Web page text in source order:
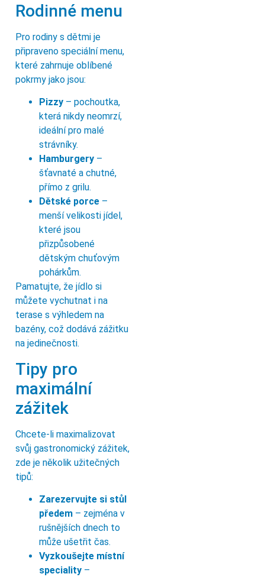
Rodinné menu
Pro rodiny s dětmi je
připraveno speciální menu,
které zahrnuje oblíbené
pokrmy jako jsou:
Pizzy – pochoutka,
která nikdy neomrzí,
ideální pro malé
strávníky.
Hamburgery –
šťavnaté a chutné,
přímo z grilu.
Dětské porce –
menší velikosti jídel,
které jsou
přizpůsobené
dětským chuťovým
pohárkům.
Pamatujte, že jídlo si
můžete vychutnat i na
terase s výhledem na
bazény, což dodává zážitku
na jedinečnosti.
Tipy pro
maximální
zážitek
Chcete-li maximalizovat
svůj gastronomický zážitek,
zde je několik užitečných
tipů:
Zarezervujte si stůl
předem – zejména v
rušnějších dnech to
může ušetřit čas.
Vyzkoušejte místní
speciality –